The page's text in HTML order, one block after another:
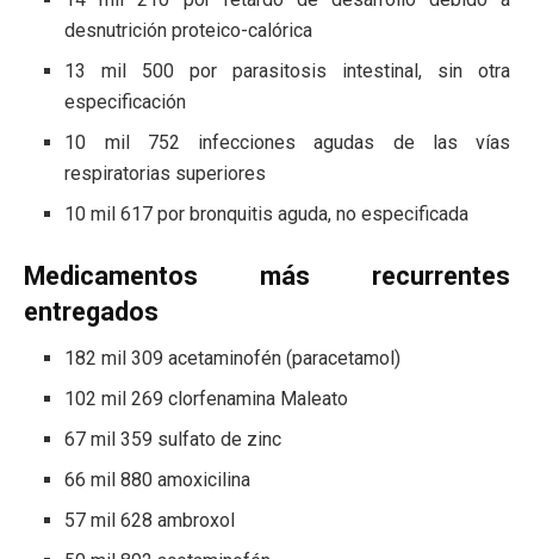
desnutrición proteico-calórica
13 mil 500 por parasitosis intestinal, sin otra
especificación
10 mil 752 infecciones agudas de las vías
respiratorias superiores
10 mil 617 por bronquitis aguda, no especificada
Medicamentos más recurrentes
entregados
182 mil 309 acetaminofén (paracetamol)
102 mil 269 clorfenamina Maleato
67 mil 359 sulfato de zinc
66 mil 880 amoxicilina
57 mil 628 ambroxol